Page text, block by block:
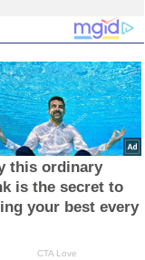
this ordinary
is the secret to
your best every
CTA Love